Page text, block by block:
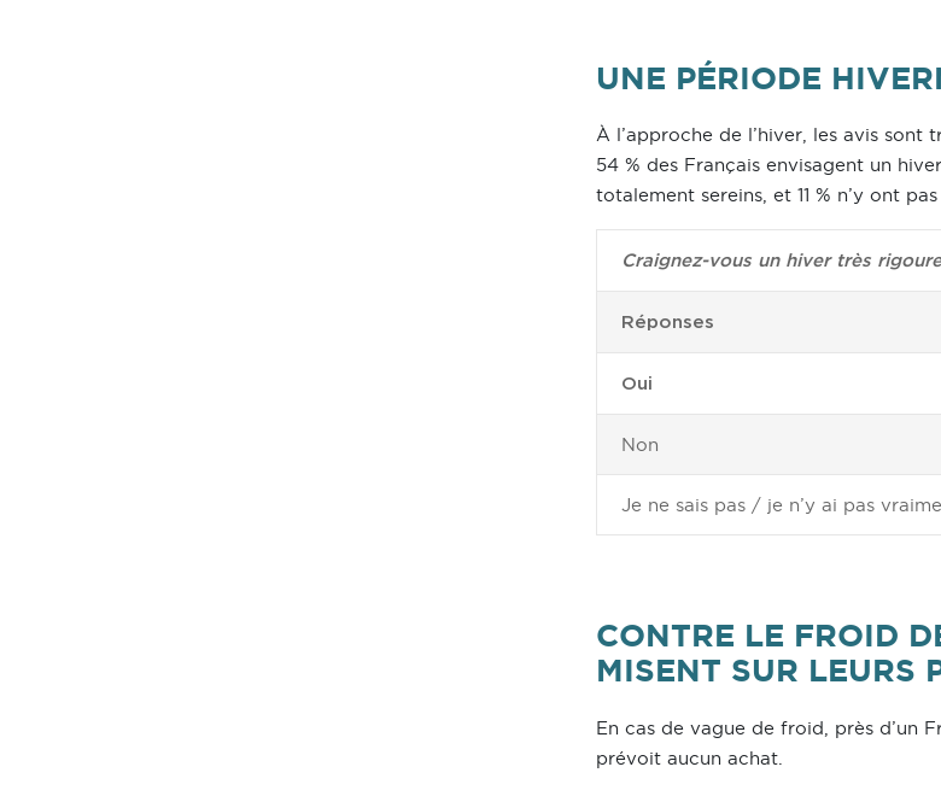
UNE PÉRIODE
À l’approche de l’hiver, les avis sont
54 % des Français envisagent un
totalement sereins, et 11 % n’y ont
Craignez-vous un hiver très
Réponses
Oui
Non
Je ne sais pas / je n’y ai pas
CONTRE LE FROID
MISENT SUR LEURS
En cas de vague de froid, près d’un
prévoit aucun achat.